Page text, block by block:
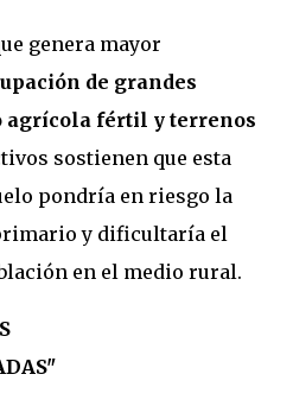
genera mayor
de grandes
agrícola fértil y terrenos
sostienen que esta
pondría en riesgo la
y dificultaría el
en el medio rural.